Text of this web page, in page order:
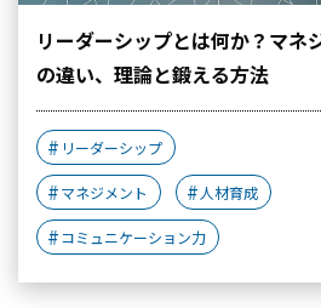
リーダーシップとは何か？マネ
の違い、理論と鍛える方法
リーダーシップ
マネジメント 人材育成
コミュニケーション力